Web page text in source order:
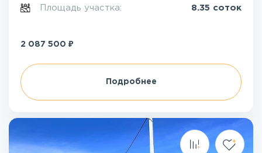
Площадь участка: 8.35 соток
2 087 500 ₽
Подробнее